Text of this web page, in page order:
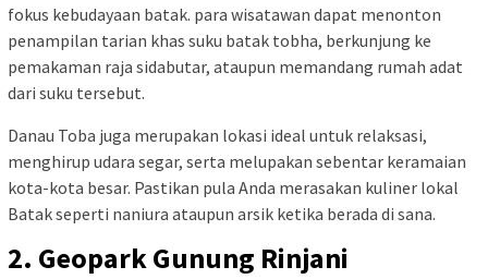
fokus kebudayaan batak. para wisatawan dapat menonton
penampilan tarian khas suku batak tobha, berkunjung ke
pemakaman raja sidabutar, ataupun memandang rumah adat
dari suku tersebut.
Danau Toba juga merupakan lokasi ideal untuk relaksasi,
menghirup udara segar, serta melupakan sebentar keramaian
kota-kota besar. Pastikan pula Anda merasakan kuliner lokal
Batak seperti naniura ataupun arsik ketika berada di sana.
2. Geopark Gunung Rinjani